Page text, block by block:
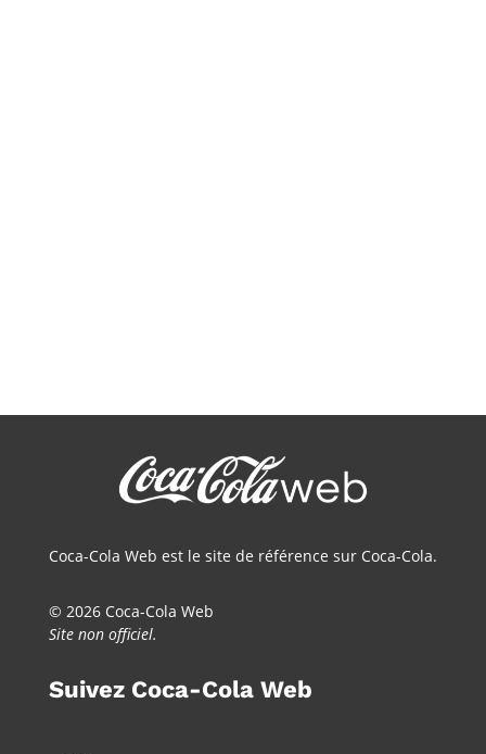
Coca-Cola Web est le site de référence sur Coca-Cola.
© 2026 Coca-Cola Web
Site non officiel.
Suivez Coca-Cola Web